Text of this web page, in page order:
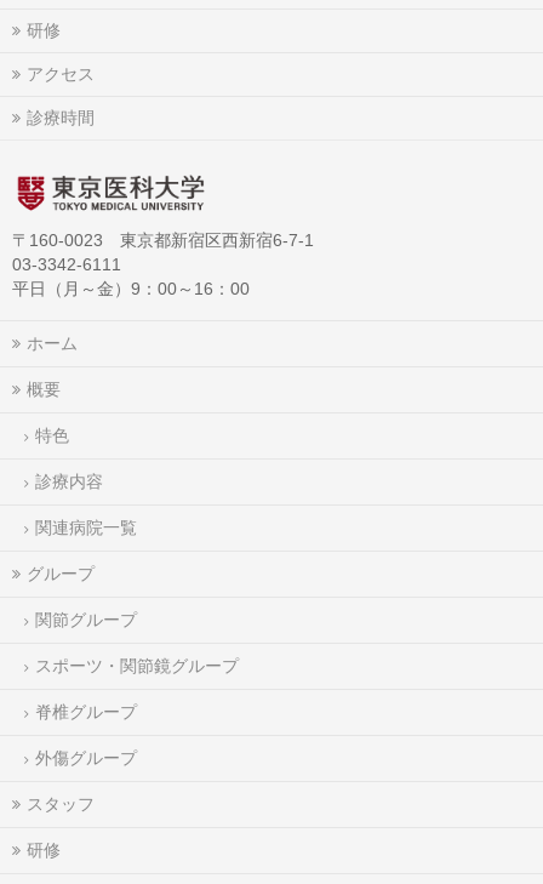
研修
アクセス
診療時間
〒160-0023 東京都新宿区西新宿6-7-1
03-3342-6111
平日（月～金）9：00～16：00
ホーム
概要
特色
診療内容
関連病院一覧
グループ
関節グループ
スポーツ・関節鏡グループ
脊椎グループ
外傷グループ
スタッフ
研修